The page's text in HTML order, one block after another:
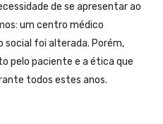
de se apresentar ao
um centro médico
social foi alterada. Porém,
pelo paciente e a ética que
todos estes anos.